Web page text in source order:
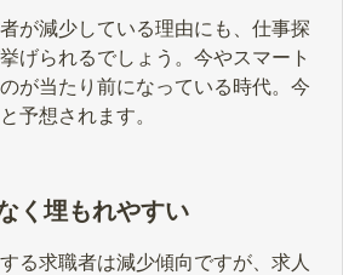
が減少している理由にも、仕事探
げられるでしょう。今やスマート
が当たり前になっている時代。今
予想されます。
く埋もれやすい
る求職者は減少傾向ですが、求人